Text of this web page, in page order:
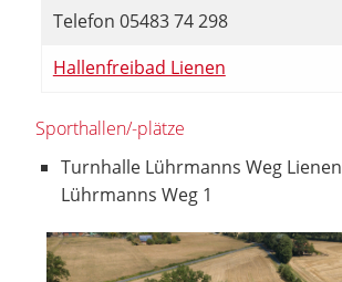
Telefon 05483 74 298
Hallenfreibad Lienen
Sporthallen/-plätze
Turnhalle Lührmanns Weg Lienen
Lührmanns Weg 1